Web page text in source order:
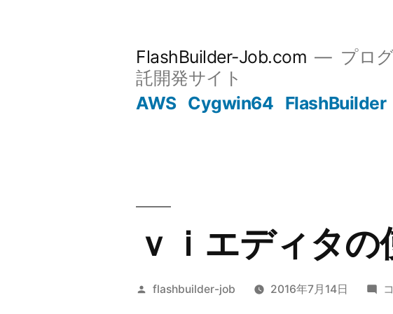
FlashBuilder-Job.com
プロ
託開発サイト
AWS Cygwin64 FlashBuilder
ｖｉエディタ
投
flashbuilder-job 2016年7月14日